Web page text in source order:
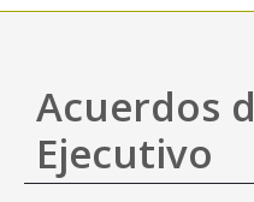
Acuerdos
Ejecutivo